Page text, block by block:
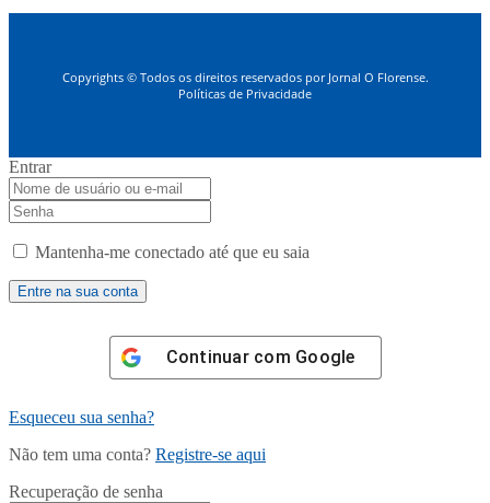
Copyrights © Todos os direitos reservados por Jornal O Florense.
Políticas de Privacidade
Entrar
Mantenha-me conectado até que eu saia
Continuar com Google
Esqueceu sua senha?
Não tem uma conta? Registre-se aqui
Recuperação de senha